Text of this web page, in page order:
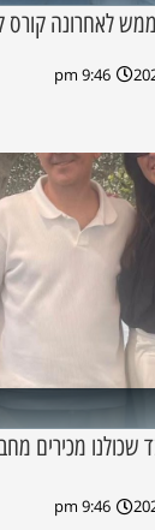
לאחרונה קורס
9:46 pm
שכולנו מכירים
9:46 pm